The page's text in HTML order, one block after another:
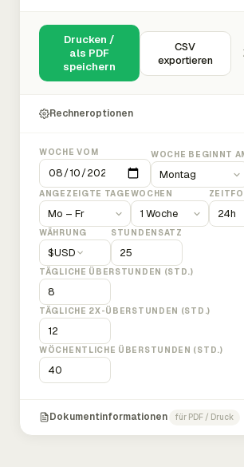
Drucken /
als PDF
speichern
CSV
exportieren
Rechneroptionen
WOCHE VOM WOCHE BEGINNT
ANGEZEIGTE TAGEWOCHEN
WÄHRUNG
$USD
STUNDENSATZ
TÄGLICHE ÜBERSTUNDEN (STD.)
TÄGLICHE 2X-ÜBERSTUNDEN (STD.)
WÖCHENTLICHE ÜBERSTUNDEN (STD.)
Dokumentinformationen für PDF / Druck